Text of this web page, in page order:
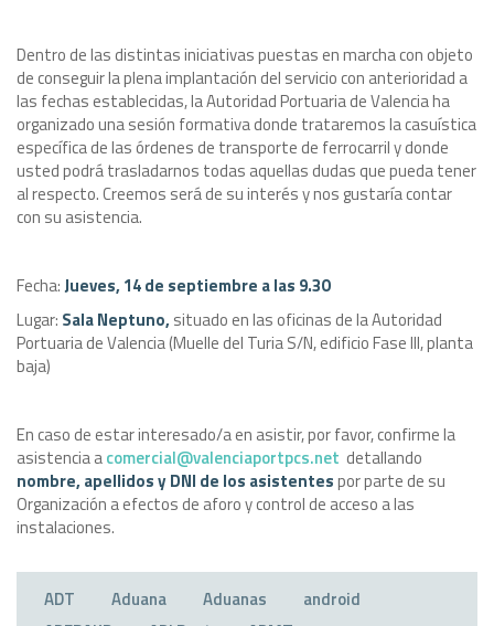
Dentro de las distintas iniciativas puestas en marcha con objeto
de conseguir la plena implantación del servicio con anterioridad a
las fechas establecidas, la Autoridad Portuaria de Valencia ha
organizado una sesión formativa donde trataremos la casuística
específica de las órdenes de transporte de ferrocarril y donde
usted podrá trasladarnos todas aquellas dudas que pueda tener
al respecto. Creemos será de su interés y nos gustaría contar
con su asistencia.
Fecha:Jueves, 14 de septiembre a las 9.30
Lugar: Sala Neptuno, situado en las oficinas de la Autoridad
Portuaria de Valencia (Muelle del Turia S/N, edificio Fase III, planta
baja)
En caso de estar interesado/a en asistir, por favor, confirme la
asistencia acomercial@valenciaportpcs.net detallando
nombre, apellidos y DNI de los asistentespor parte de su
Organización a efectos de aforo y control de acceso a las
instalaciones.
ADT Aduana Aduanas
android